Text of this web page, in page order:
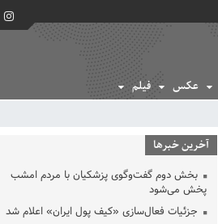
عکس فیلم
آخرین خبرها
بخش دوم گفت‌وگوی پزشکیان با مردم امشب
پخش می‌شود
جزئیات فعال‌سازی «کیف پول ایران» اعلام شد